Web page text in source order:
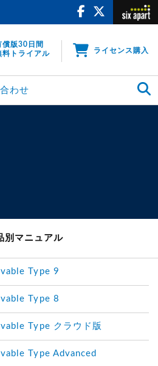
償版30日間
料トライアル
ライセンス購入
わせ
別マニュアル
Type 9
Type 8
Type クラウド版
Type Advanced